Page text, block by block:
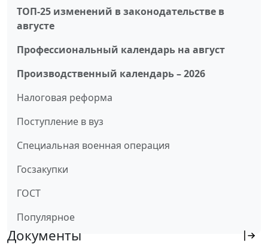
ТОП-25 изменений в законодательстве в
августе
Профессиональный календарь на август
Производственный календарь – 2026
Налоговая реформа
Поступление в вуз
Специальная военная операция
Госзакупки
ГОСТ
Популярное
Документы